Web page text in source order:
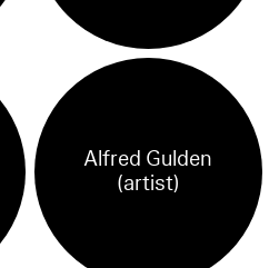
Alfred Gulden
(artist)